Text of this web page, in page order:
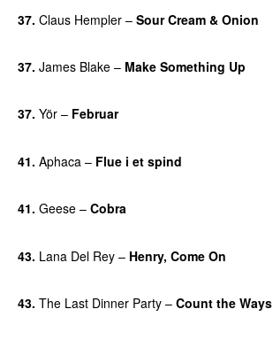
37. Claus Hempler – Sour Cream & Onion
37. James Blake – Make Something Up
37. Yör – Februar
41. Aphaca – Flue i et spind
41. Geese – Cobra
43. Lana Del Rey – Henry, Come On
43. The Last Dinner Party – Count the Ways